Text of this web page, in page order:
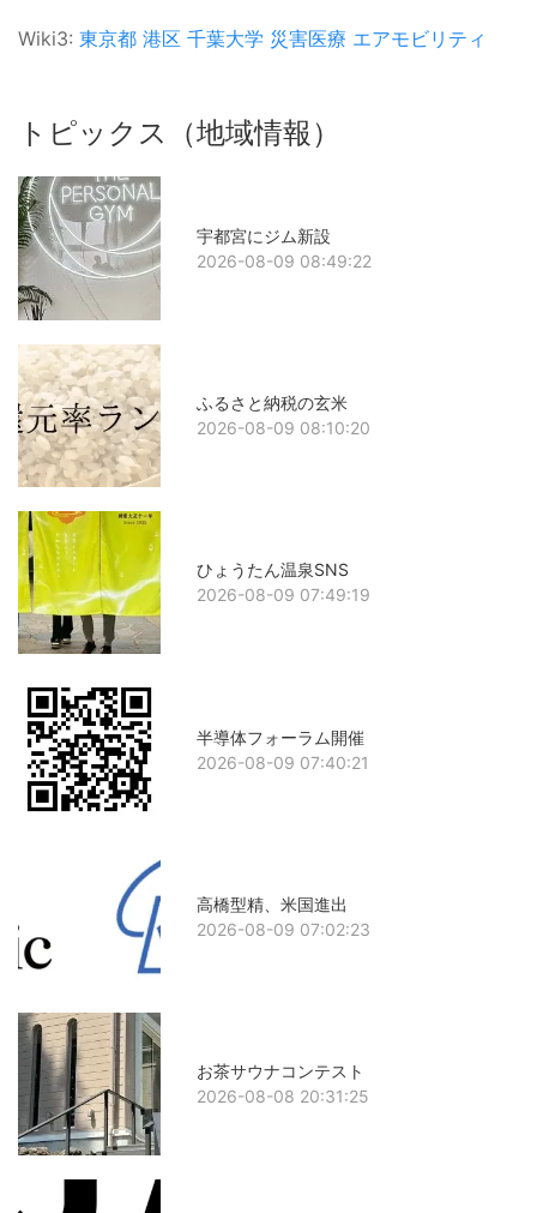
Wiki3: 東京都 港区 千葉大学 災害医療 エアモビリティ
トピックス（地域情報）
宇都宮にジム新設
2026-08-09 08:49:22
ふるさと納税の玄米
2026-08-09 08:10:20
ひょうたん温泉SNS
2026-08-09 07:49:19
半導体フォーラム開催
2026-08-09 07:40:21
高橋型精、米国進出
2026-08-09 07:02:23
お茶サウナコンテスト
2026-08-08 20:31:25